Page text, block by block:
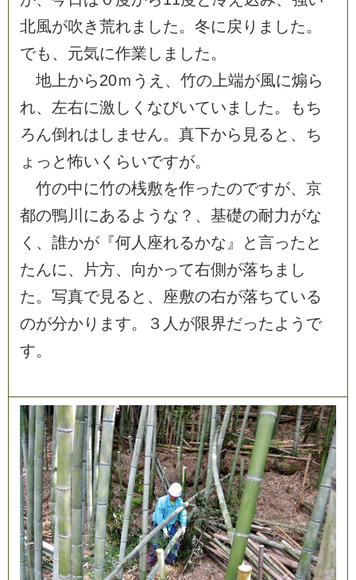
北風が吹 き荒れま した。 冬に戻 り ま した。
でも 、 元気に作業 し ま した。
地 上から20ｍ う え 、 竹の 上端が風に煽ら
れ、 左右に激 し く なびいてい ま した。 も ち
ろん倒 れは し ま せん。 真下から 見る と 、 ち
ょ っ と怖い く らいですが。
竹の中に竹の桟敷を作ったのですが、 京
都の鴨 川 にある よ う な ？ 、 基礎の耐力がな
く 、 誰かが 『何人 座れるかな 』 と言った と
たんに、 片方、 向かって右側 が落ち ま し
た。 写真で見る と 、 座敷の右が落ちている
のが分かり ま す。 ３ 人 が限界だった よ う で
す。